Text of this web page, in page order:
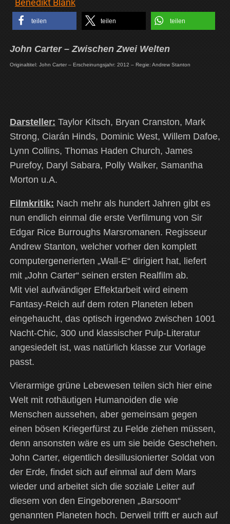
Benedikt Blank
teilen teilen teilen
John Carter – Zwischen Zwei Welten
Originaltitel: John Carter – Erscheinungsjahr: 2012 – Regie: Andrew Stanton
Darsteller: Taylor Kitsch, Bryan Cranston, Mark
Strong, Ciarán Hinds, Dominic West, Willem Dafoe,
Lynn Collins, Thomas Haden Church, James
Purefoy, Daryl Sabara, Polly Walker, Samantha
Morton u.A.
Filmkritik: Nach mehr als hundert Jahren gibt es
nun endlich einmal die erste Verfilmung von Sir
Edgar Rice Burroughs Marsromanen. Regisseur
Andrew Stanton, welcher vorher den komplett
computergenerierten „Wall-E“ dirigiert hat, liefert
mit „John Carter“ seinen ersten Realfilm ab.
Mit viel aufwändiger Effektarbeit wird einem
Fantasy-Reich auf dem roten Planeten leben
eingehaucht, das optisch irgendwo zwischen 1001
Nacht-Chic, 300 und klassischer Pulp-Literatur
angesiedelt ist, was natürlich klasse zur Vorlage
passt.
Vierarmige grüne Lebewesen teilen sich hier eine
Welt mit rothäutigen Humanoiden die wie
Menschen aussehen, aber gemeinsam gegen
einen bösen Kriegerfürst zu Felde ziehen müssen,
denn ansonsten wäre es um sie beide Geschehen.
John Carter, eigentlich desillusionierter Soldat von
der Erde, findet sich auf einmal auf dem Mars
wieder und arbeitet sich die soziale Leiter auf
diesem von den Eingeborenen „Barsoom“
genannten Planeten hoch. Derweil trifft er auch auf